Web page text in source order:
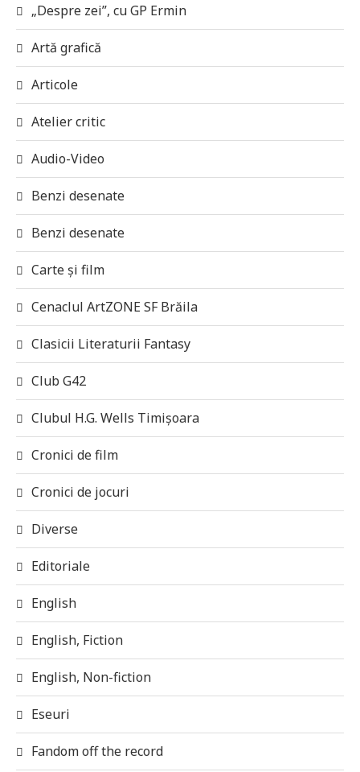
„Despre zei”, cu GP Ermin
Artă grafică
Articole
Atelier critic
Audio-Video
Benzi desenate
Benzi desenate
Carte și film
Cenaclul ArtZONE SF Brăila
Clasicii Literaturii Fantasy
Club G42
Clubul H.G. Wells Timișoara
Cronici de film
Cronici de jocuri
Diverse
Editoriale
English
English, Fiction
English, Non-fiction
Eseuri
Fandom off the record